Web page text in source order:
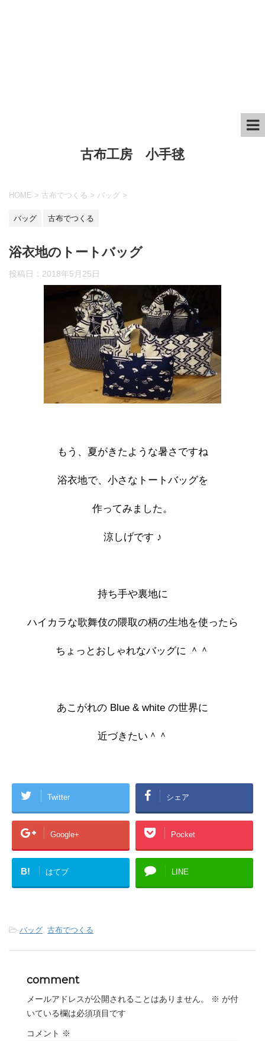
古布工房 小手毬
HOME > 古布でつくる > バッグ >
バッグ 古布でつくる
浴衣地のトートバッグ
投稿日： 2018年5月25日
もう、夏がきたような暑さですね
浴衣地で、小さなトートバッグを
作ってみました。
涼しげです ♪
持ち手や裏地に
ハイカラな歌舞伎の隈取の柄の生地を使ったら
ちょっとおしゃれなバッグに ＾＾
あこがれの Blue & white の世界に
近づきたい＾＾
Twitter シェア
Google+ Pocket
B! はてブ LINE
-バッグ 古布でつくる
comment
メールアドレスが公開されることはありません。 ※ が付
いている欄は必須項目です
コメント ※